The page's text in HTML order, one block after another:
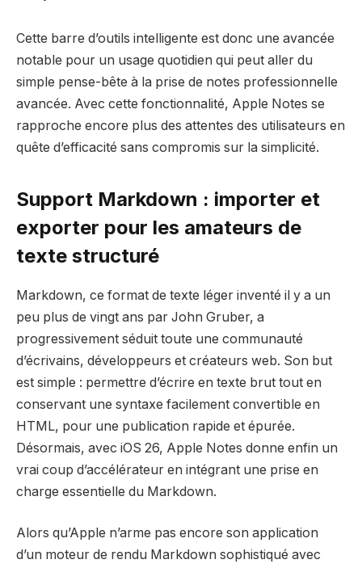
Cette barre d’outils intelligente est donc une avancée
notable pour un usage quotidien qui peut aller du
simple pense-bête à la prise de notes professionnelle
avancée. Avec cette fonctionnalité, Apple Notes se
rapproche encore plus des attentes des utilisateurs en
quête d’efficacité sans compromis sur la simplicité.
Support Markdown : importer et
exporter pour les amateurs de
texte structuré
Markdown, ce format de texte léger inventé il y a un
peu plus de vingt ans par John Gruber, a
progressivement séduit toute une communauté
d’écrivains, développeurs et créateurs web. Son but
est simple : permettre d’écrire en texte brut tout en
conservant une syntaxe facilement convertible en
HTML, pour une publication rapide et épurée.
Désormais, avec iOS 26, Apple Notes donne enfin un
vrai coup d’accélérateur en intégrant une prise en
charge essentielle du Markdown.
Alors qu’Apple n’arme pas encore son application
d’un moteur de rendu Markdown sophistiqué avec